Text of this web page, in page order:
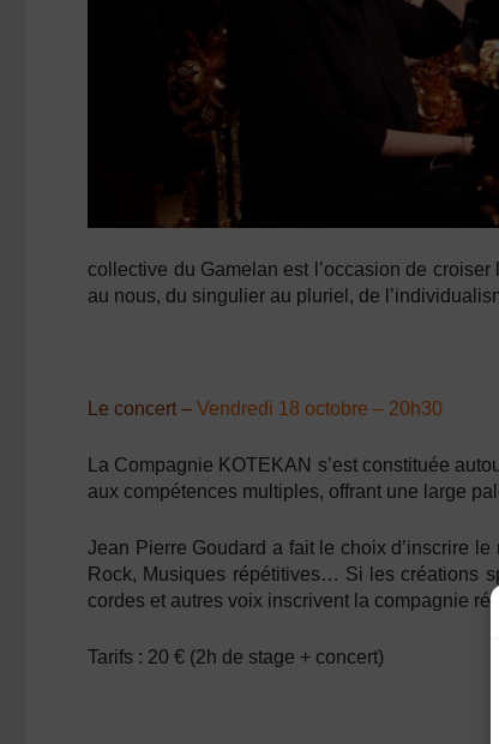
collective du Gamelan est l’occasion de
au nous, du singulier au pluriel, de
Le concert –Vendredi 18 octobre – 20h30
La Compagnie KOTEKAN s’est constituée
aux compétences multiples, offrant une large
Jean Pierre Goudard a fait le choix d’inscrire
Rock, Musiques répétitives… Si les créations
cordes et autres voix inscrivent la compagnie
Tarifs : 20 € (2h de stage + concert)